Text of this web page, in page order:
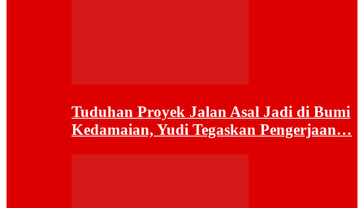
Tuduhan Proyek Jalan Asal Jadi di Bumi
Kedamaian, Yudi Tegaskan Pengerjaan…